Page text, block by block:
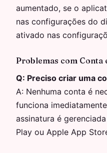
aumentado, se o
nas configurações do
ativado nas
Problemas com Conta
Q: Preciso criar uma
A: Nenhuma conta é
funciona
assinatura é
Play ou Apple App